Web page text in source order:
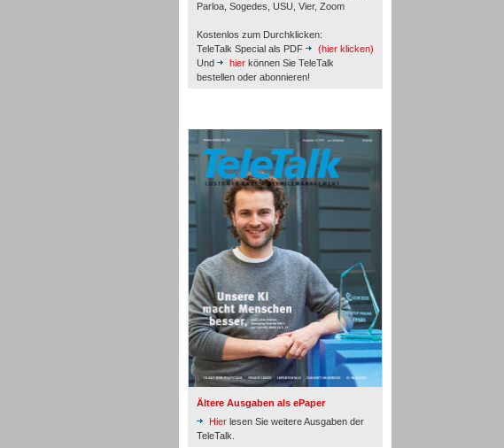
Parloa, Sogedes, USU, Vier, Zoom
Kostenlos zum Durchklicken:
TeleTalk Special als PDF
(hier klicken)
Und
hier können Sie TeleTalk
bestellen oder abonnieren!
Ältere Ausgaben als ePaper
Hier lesen Sie weitere Ausgaben der
TeleTalk.
Inbound